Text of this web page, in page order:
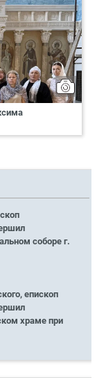
соборе г.
епископ
храме при